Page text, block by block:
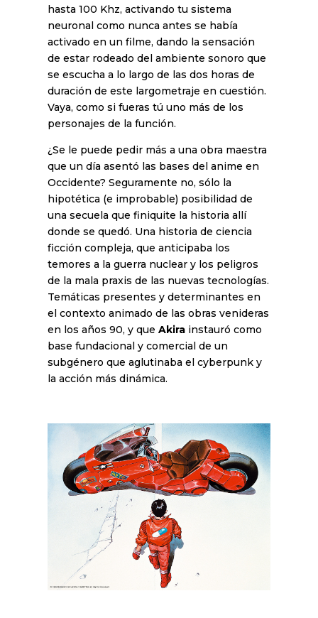
hasta 100 Khz, activando tu sistema
neuronal como nunca antes se había
activado en un filme, dando la sensación
de estar rodeado del ambiente sonoro que
se escucha a lo largo de las dos horas de
duración de este largometraje en cuestión.
Vaya, como si fueras tú uno más de los
personajes de la función.
¿Se le puede pedir más a una obra maestra
que un día asentó las bases del anime en
Occidente? Seguramente no, sólo la
hipotética (e improbable) posibilidad de
una secuela que finiquite la historia allí
donde se quedó. Una historia de ciencia
ficción compleja, que anticipaba los
temores a la guerra nuclear y los peligros
de la mala praxis de las nuevas tecnologías.
Temáticas presentes y determinantes en
el contexto animado de las obras venideras
en los años 90, y queAkira instauró como
base fundacional y comercial de un
subgénero que aglutinaba el cyberpunk y
la acción más dinámica.